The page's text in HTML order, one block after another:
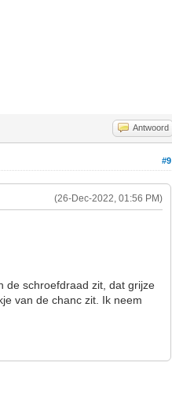
Antwoord
#9
(26-Dec-2022, 01:56 PM)
de schroefdraad zit, dat grijze
van de chanc zit. Ik neem